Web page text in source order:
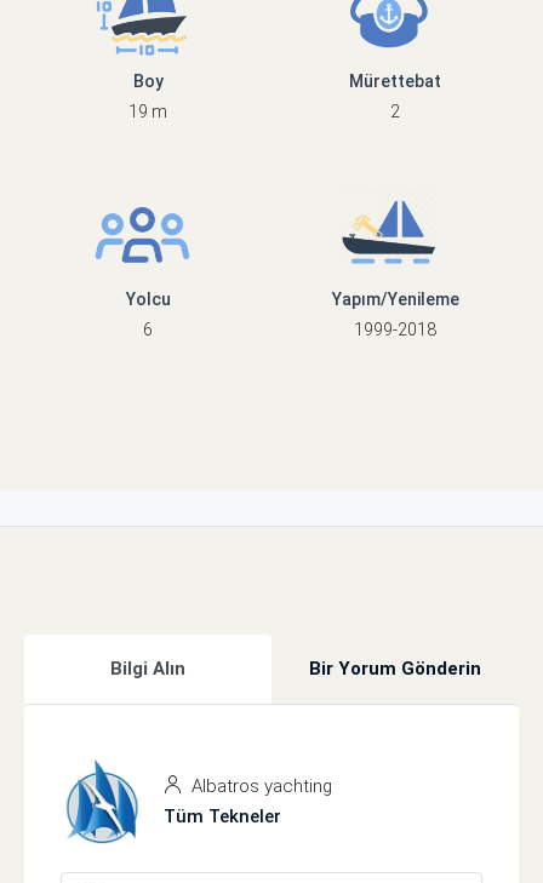
Boy
19 m
Mürettebat
2
Yolcu
6
Yapım/Yenileme
1999-2018
Bilgi Alın Bir Yorum Gönderin
Albatros yachting
Tüm Tekneler